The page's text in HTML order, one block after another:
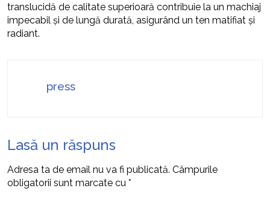
translucidă de calitate superioară contribuie la un machiaj
impecabil și de lungă durată, asigurând un ten matifiat și
radiant.
press
Lasă un răspuns
Adresa ta de email nu va fi publicată. Câmpurile
obligatorii sunt marcate cu *